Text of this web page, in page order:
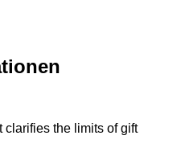
clarifies the limits of gift